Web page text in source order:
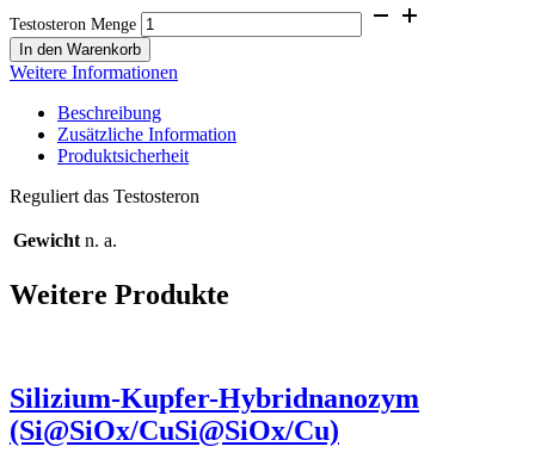
Testosteron Menge
In den Warenkorb
Weitere Informationen
Beschreibung
Zusätzliche Information
Produktsicherheit
Reguliert das Testosteron
Gewicht n. a.
Weitere Produkte
Silizium-Kupfer-Hybridnanozym
(Si@SiOx/CuSi@SiOx​/Cu)